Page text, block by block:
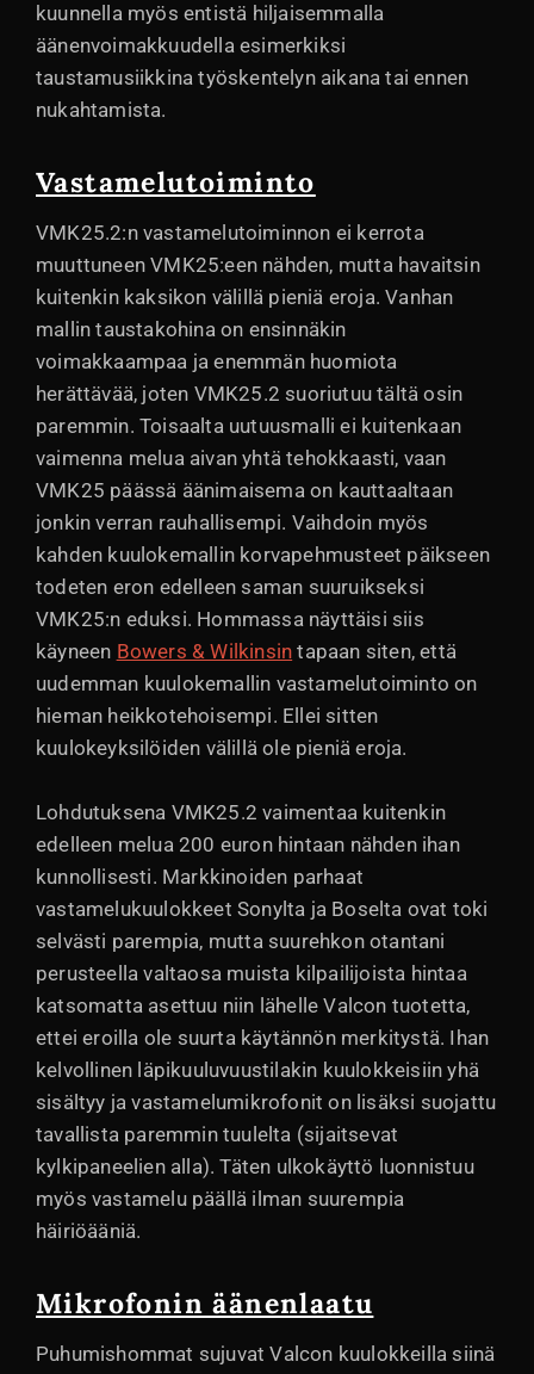
kuunnella myös entistä hiljaisemmalla
äänenvoimakkuudella esimerkiksi
taustamusiikkina työskentelyn aikana tai ennen
nukahtamista.
Vastamelutoiminto
VMK25.2:n vastamelutoiminnon ei kerrota
muuttuneen VMK25:een nähden, mutta havaitsin
kuitenkin kaksikon välillä pieniä eroja. Vanhan
mallin taustakohina on ensinnäkin
voimakkaampaa ja enemmän huomiota
herättävää, joten VMK25.2 suoriutuu tältä osin
paremmin. Toisaalta uutuusmalli ei kuitenkaan
vaimenna melua aivan yhtä tehokkaasti, vaan
VMK25 päässä äänimaisema on kauttaaltaan
jonkin verran rauhallisempi. Vaihdoin myös
kahden kuulokemallin korvapehmusteet päikseen
todeten eron edelleen saman suuruikseksi
VMK25:n eduksi. Hommassa näyttäisi siis
käyneen Bowers & Wilkinsin tapaan siten, että
uudemman kuulokemallin vastamelutoiminto on
hieman heikkotehoisempi. Ellei sitten
kuulokeyksilöiden välillä ole pieniä eroja.
Lohdutuksena VMK25.2 vaimentaa kuitenkin
edelleen melua 200 euron hintaan nähden ihan
kunnollisesti. Markkinoiden parhaat
vastamelukuulokkeet Sonylta ja Boselta ovat toki
selvästi parempia, mutta suurehkon otantani
perusteella valtaosa muista kilpailijoista hintaa
katsomatta asettuu niin lähelle Valcon tuotetta,
ettei eroilla ole suurta käytännön merkitystä. Ihan
kelvollinen läpikuuluvuustilakin kuulokkeisiin yhä
sisältyy ja vastamelumikrofonit on lisäksi suojattu
tavallista paremmin tuulelta (sijaitsevat
kylkipaneelien alla). Täten ulkokäyttö luonnistuu
myös vastamelu päällä ilman suurempia
häiriöääniä.
Mikrofonin äänenlaatu
Puhumishommat sujuvat Valcon kuulokkeilla siinä